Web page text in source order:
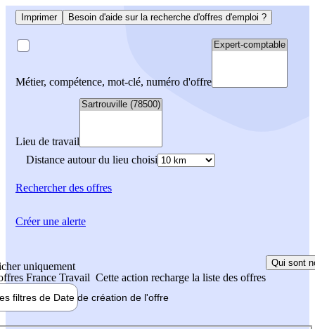
Imprimer Besoin d'aide sur la recherche d'offres d'emploi ?
Métier, compétence, mot-clé, numéro d'offre
Lieu de travail
Distance autour du lieu choisi
Rechercherdes offres
uniquement
France Travail Cette action recharge la liste des offres
Qui sont
filtres de Date de création de l'offre
Créer une alerte